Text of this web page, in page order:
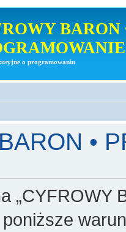
BARON
o programowaniu
•
„CYFROWY